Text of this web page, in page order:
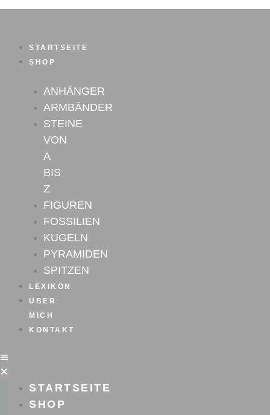
STARTSEITE
SHOP
ANHÄNGER
ARMBÄNDER
STEINE
VON
A
BIS
Z
FIGUREN
FOSSILIEN
KUGELN
PYRAMIDEN
SPITZEN
LEXIKON
ÜBER
MICH
KONTAKT
STARTSEITE
SHOP